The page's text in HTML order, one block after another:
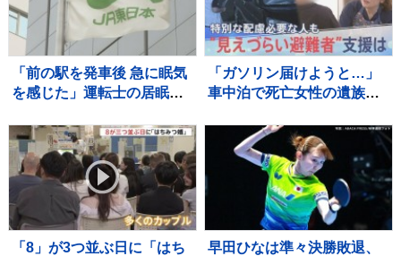
「前の駅を発車後 急に眠気
を感じた」運転士の居眠り
年前にも同じ場所で居眠り
しオーバーラン JR横浜線
「ガソリン届けようと…」
車中泊で死亡女性の遺族が
らい避難者”どう支えるか
“要配慮者”避難の現状 子ど
もの心ケアする医師も【報
「8」が3つ並ぶ日に「はち
早田ひなは準々決勝敗退、